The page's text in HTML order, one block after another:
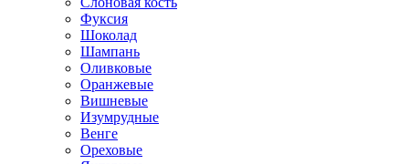
Фуксия
Шоколад
Шампань
Оливковые
Оранжевые
Вишневые
Изумрудные
Венге
Ореховые